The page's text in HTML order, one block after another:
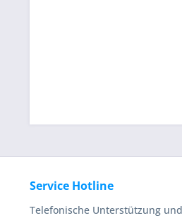
Service Hotline
Telefonische Unterstützung